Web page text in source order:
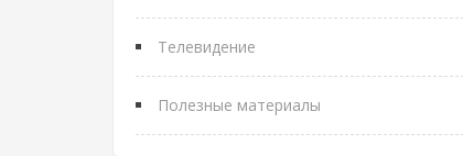
Телевидение
Полезные материалы